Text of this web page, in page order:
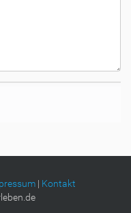
| Kontakt